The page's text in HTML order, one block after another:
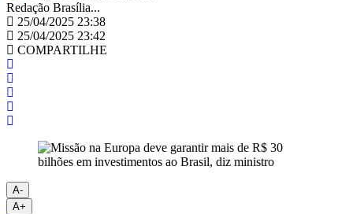
Redação Brasília...
25/04/2025 23:38
25/04/2025 23:42
COMPARTILHE
A-
A+